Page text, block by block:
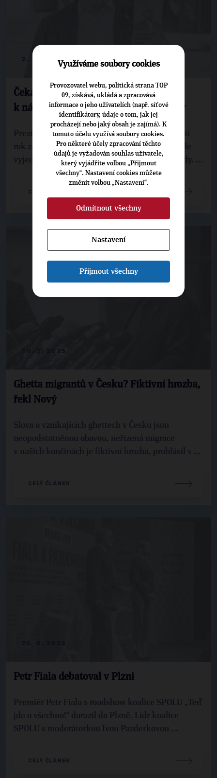
2. 9. 2025
Čekali jsme na srpnové prognózy, říká
k návrhu státního rozpočtu Miloš Nový
Prezident Pavel označil návrh rozpočtu na příští
rok za polotovar. O některých položkách se stále
vyjednává, protože několik ministrů má výhrady. ...
CELÝ ČLÁNEK
Ghetta migrantů v Česku? Fiktivní hrozba,
řekl Nový
Slova o vznikajících ghettech v Česku jsou
neopodstatněnou obavou, neřízená migrace
v našich končinách je fiktivní hrozba, prohlásil v ...
CELÝ ČLÁNEK
Petr Fiala debatoval v Plzni
Premiér Petr Fiala s roadshow koalice SPOLU „Teď
jde o všechno!“ dorazil do Plzně. Lídr koalice
SPOLU s moderátorkou Ivou Pazderkovou ...
CELÝ ČLÁNEK
Využíváme soubory cookies
Provozovatel webu, politická strana TOP
09, získává, ukládá a zpracovává
informace o jeho uživatelích (např. síťové
identifikátory, údaje o tom, jak jej
procházejí nebo jaký obsah je zajímá). K
tomuto účelu využívá soubory cookies.
Pro některé účely zpracování těchto
údajů je vyžadován souhlas uživatele,
který vyjádříte volbou „Přijmout
všechny“. Nastavení cookies můžete
změnit volbou „Nastavení“.
Odmítnout všechny
Nastavení
Přijmout všechny